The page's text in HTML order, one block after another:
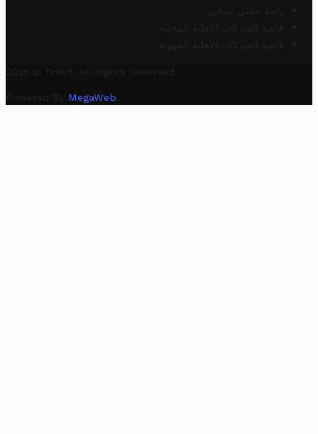
رابط خلفي مجاني
قائمة الشركات الأهلية المحلية
قائمة الشركات الأهلية الجهوية
2025 © Trovit. All Rights Reserved.
Powered By MegaWeb